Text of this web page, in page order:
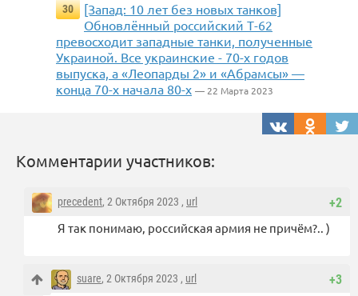
30
[Запад: 10 лет без новых танков]
Обновлённый российский Т-62
превосходит западные танки, полученные
Украиной. Все украинские - 70-х годов
выпуска, а «Леопарды 2» и «Абрамсы» —
конца 70-х начала 80-х — 22 Марта 2023
Комментарии участников:
+2
precedent, 2 Октября 2023 , url
Я так понимаю, российская армия не причём?.. )
+3
suare, 2 Октября 2023 , url